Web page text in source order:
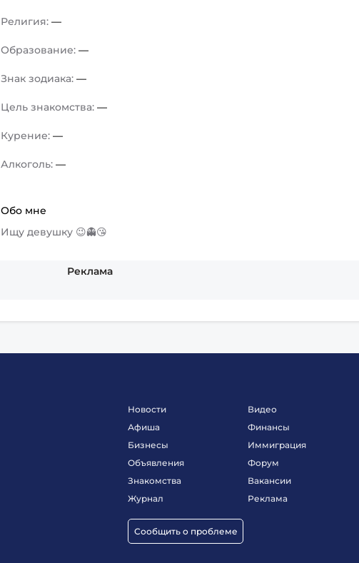
Религия:—
Образование:—
Знак зодиака:—
Цель знакомства:—
Курение:—
Алкоголь:—
Обо мне
Ищу девушку 😉👻😘
Реклама
Новости
Афиша
Бизнесы
Объявления
Знакомства
Журнал
Сообщить о проблеме
Видео
Финансы
Иммиграция
Форум
Вакансии
Реклама